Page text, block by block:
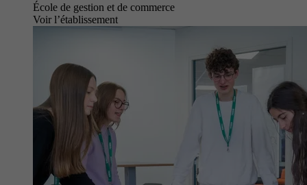
École de gestion et de commerce
Voir l’établissement